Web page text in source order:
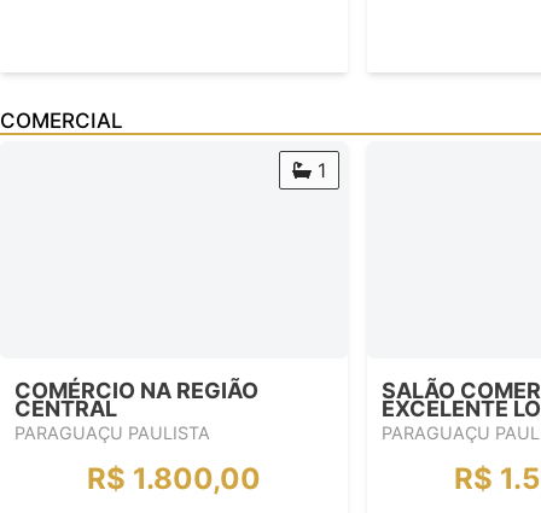
COMERCIAL
1
COMÉRCIO NA REGIÃO
CENTRAL
PARAGUAÇU PAULISTA
R$ 1.800,00
SALÃO
EXCELENTE
PARAGUAÇU
R$